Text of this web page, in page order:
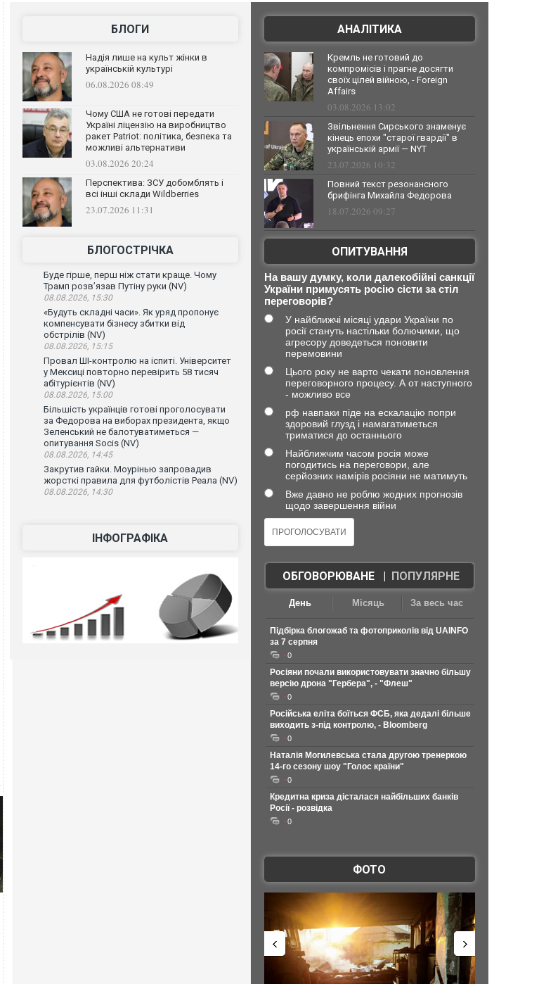
БЛОГИ
Надія лише на культ жінки в
українській культурі
06.08.2026 08:49
Чому США не готові передати
Україні ліцензію на виробництво
ракет Patriot: політика, безпека та
можливі альтернативи
03.08.2026 20:24
Перспектива: ЗСУ добомблять і
всі інші склади Wildberries
23.07.2026 11:31
БЛОГОСТРІЧКА
Буде гірше, перш ніж стати краще. Чому
Трамп розв’язав Путіну руки (NV)
08.08.2026, 15:30
«Будуть складні часи». Як уряд пропонує
компенсувати бізнесу збитки від
обстрілів (NV)
08.08.2026, 15:15
Провал ШІ-контролю на іспиті. Університет
у Мексиці повторно перевірить 58 тисяч
абітурієнтів (NV)
08.08.2026, 15:00
Більшість українців готові проголосувати
за Федорова на виборах президента, якщо
Зеленський не балотуватиметься —
опитування Socis (NV)
08.08.2026, 14:45
Закрутив гайки. Моурінью запровадив
жорсткі правила для футболістів Реала (NV)
08.08.2026, 14:30
ІНФОГРАФІКА
АНАЛІТИКА
Кремль не готовий до
компромісів і прагне досягти
своїх цілей війною, - Foreign
Affairs
03.08.2026 13:02
Звільнення Сирського знаменує
кінець епохи "старої гвардії" в
українській армії — NYT
23.07.2026 10:32
Повний текст резонансного
брифінга Михайла Федорова
18.07.2026 09:27
ОПИТУВАННЯ
На вашу думку, коли далекобійні санкції
України примусять росію сісти за стіл
переговорів?
У найближчі місяці удари України по
росії стануть настільки болючими, що
агресору доведеться поновити
перемовини
Цього року не варто чекати поновлення
переговорного процесу. А от наступного
- можливо все
рф навпаки піде на ескалацію попри
здоровий глузд і намагатиметься
триматися до останнього
Найближчим часом росія може
погодитись на переговори, але
серйозних намірів росіяни не матимуть
Вже давно не роблю жодних прогнозів
щодо завершення війни
ОБГОВОРЮВАНЕ| ПОПУЛЯРНЕ
День Місяць За весь час
Підбірка блогожаб та фотоприколів від UAINFO
за 7 серпня
0
Росіяни почали використовувати значно більшу
версію дрона "Гербера", - "Флеш"
0
Російська еліта боїться ФСБ, яка дедалі більше
виходить з-під контролю, - Bloomberg
0
Наталія Могилевська стала другою тренеркою
14-го сезону шоу "Голос країни"
0
Кредитна криза дісталася найбільших банків
Росії - розвідка
0
ФОТО